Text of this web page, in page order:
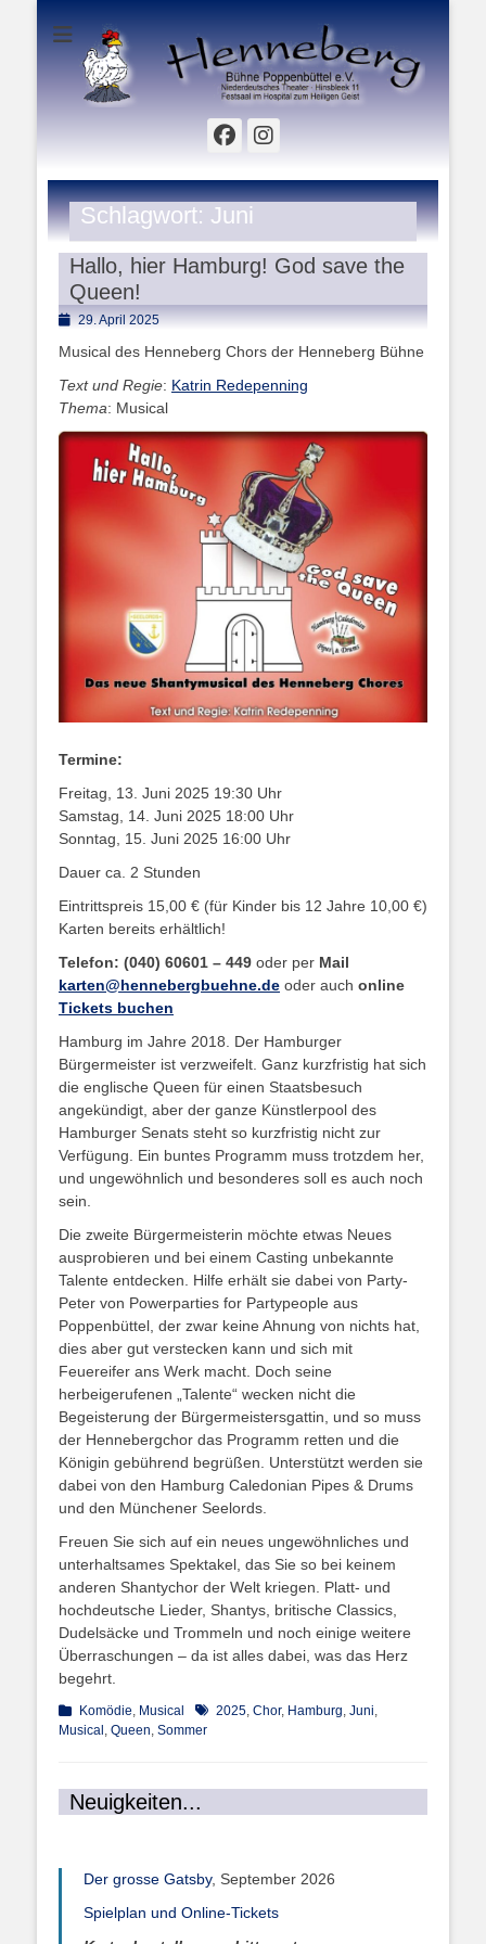
Henneberg Bühne
Poppenbüttel e.V.
Hinsbleek 11 - Festsaal im Hospital zum Heiligen Geist
Facebook
Instagram
Schlagwort: Juni
Hallo, hier Hamburg! God save the
Queen!
Posted29. April 2025
Musical des Henneberg Chors der Henneberg Bühne
Text und Regie: Katrin Redepenning
Thema: Musical
Termine:
Freitag, 13. Juni 2025 19:30 Uhr
Samstag, 14. Juni 2025 18:00 Uhr
Sonntag, 15. Juni 2025 16:00 Uhr
Dauer ca. 2 Stunden
Eintrittspreis 15,00 € (für Kinder bis 12 Jahre 10,00 €)
Karten bereits erhältlich!
Telefon: (040) 60601 – 449 oder per Mail
karten@hennebergbuehne.de oder auch online
Tickets buchen
Hamburg im Jahre 2018. Der Hamburger
Bürgermeister ist verzweifelt. Ganz kurzfristig hat sich
die englische Queen für einen Staatsbesuch
angekündigt, aber der ganze Künstlerpool des
Hamburger Senats steht so kurzfristig nicht zur
Verfügung. Ein buntes Programm muss trotzdem her,
und ungewöhnlich und besonderes soll es auch noch
sein.
Die zweite Bürgermeisterin möchte etwas Neues
ausprobieren und bei einem Casting unbekannte
Talente entdecken. Hilfe erhält sie dabei von Party-
Peter von Powerparties for Partypeople aus
Poppenbüttel, der zwar keine Ahnung von nichts hat,
dies aber gut verstecken kann und sich mit
Feuereifer ans Werk macht. Doch seine
herbeigerufenen „Talente“ wecken nicht die
Begeisterung der Bürgermeistersgattin, und so muss
der Hennebergchor das Programm retten und die
Königin gebührend begrüßen. Unterstützt werden sie
dabei von den Hamburg Caledonian Pipes & Drums
und den Münchener Seelords.
Freuen Sie sich auf ein neues ungewöhnliches und
unterhaltsames Spektakel, das Sie so bei keinem
anderen Shantychor der Welt kriegen. Platt- und
hochdeutsche Lieder, Shantys, britische Classics,
Dudelsäcke und Trommeln und noch einige weitere
Überraschungen – da ist alles dabei, was das Herz
begehrt.
Kategorien
Komödie, Musical Schlagworte
2025, Chor, Hamburg, Juni,
Musical , Queen, Sommer
Neuigkeiten...
Der grosse Gatsby, September 2026
Spielplan und Online-Tickets